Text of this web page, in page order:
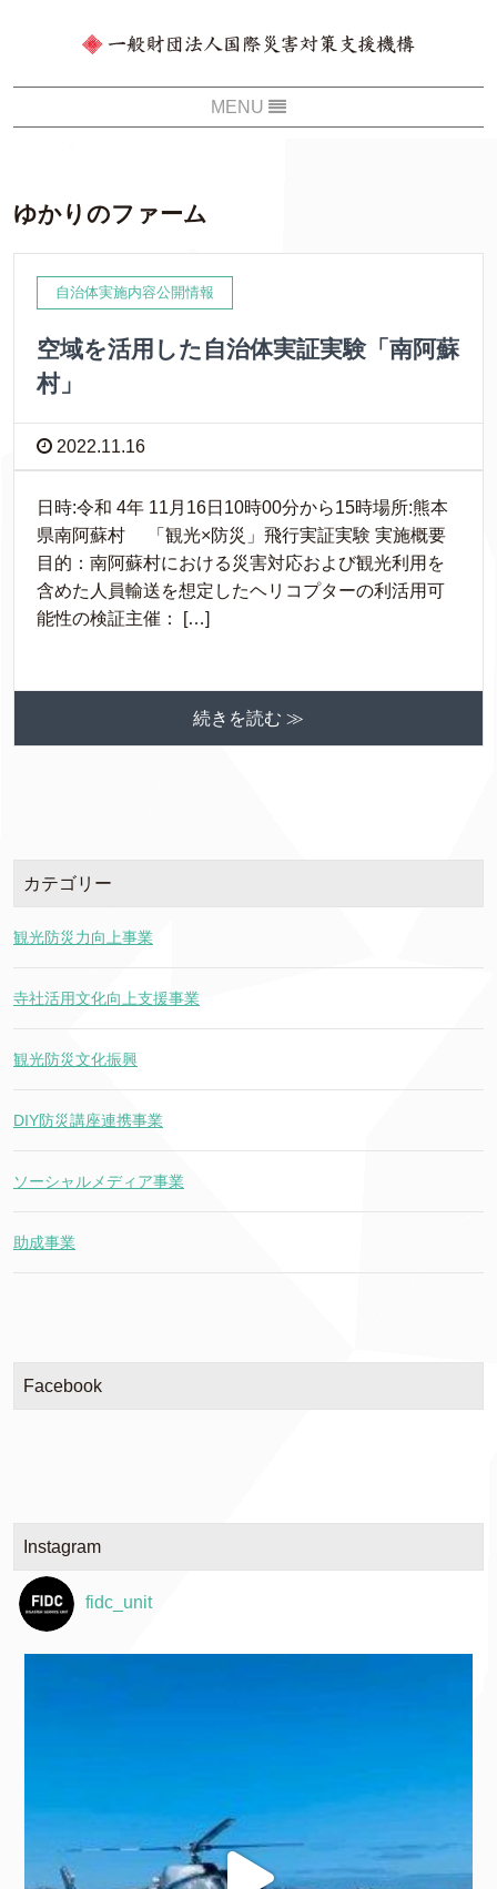
ゆかりのファーム
自治体実施内容公開情報
空域を活用した自治体実証実験「南阿蘇
村」
2022.11.16
日時:令和 4年 11月16日10時00分から15時場所:熊本
県南阿蘇村 「観光×防災」飛行実証実験 実施概要
目的：南阿蘇村における災害対応および観光利用を
含めた人員輸送を想定したヘリコプターの利活用可
能性の検証主催： […]
続きを読む ≫
カテゴリー
観光防災力向上事業
寺社活用文化向上支援事業
観光防災文化振興
DIY防災講座連携事業
ソーシャルメディア事業
助成事業
Facebook
Instagram
fidc_unit